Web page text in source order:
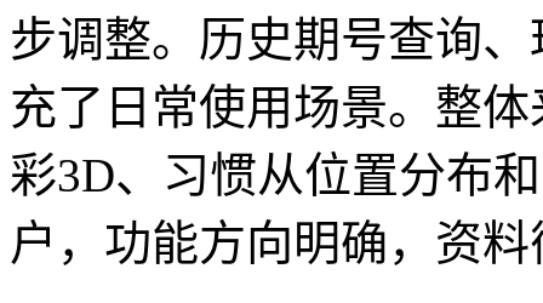
步调整。历史期号查询
充了日常使用场景。整
彩3D、习惯从位置分布
户，功能方向明确，资